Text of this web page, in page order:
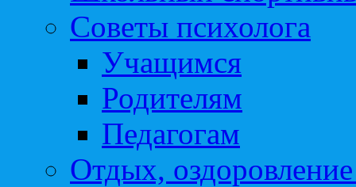
Советы психолога
Учащимся
Родителям
Педагогам
Отдых, оздоровление